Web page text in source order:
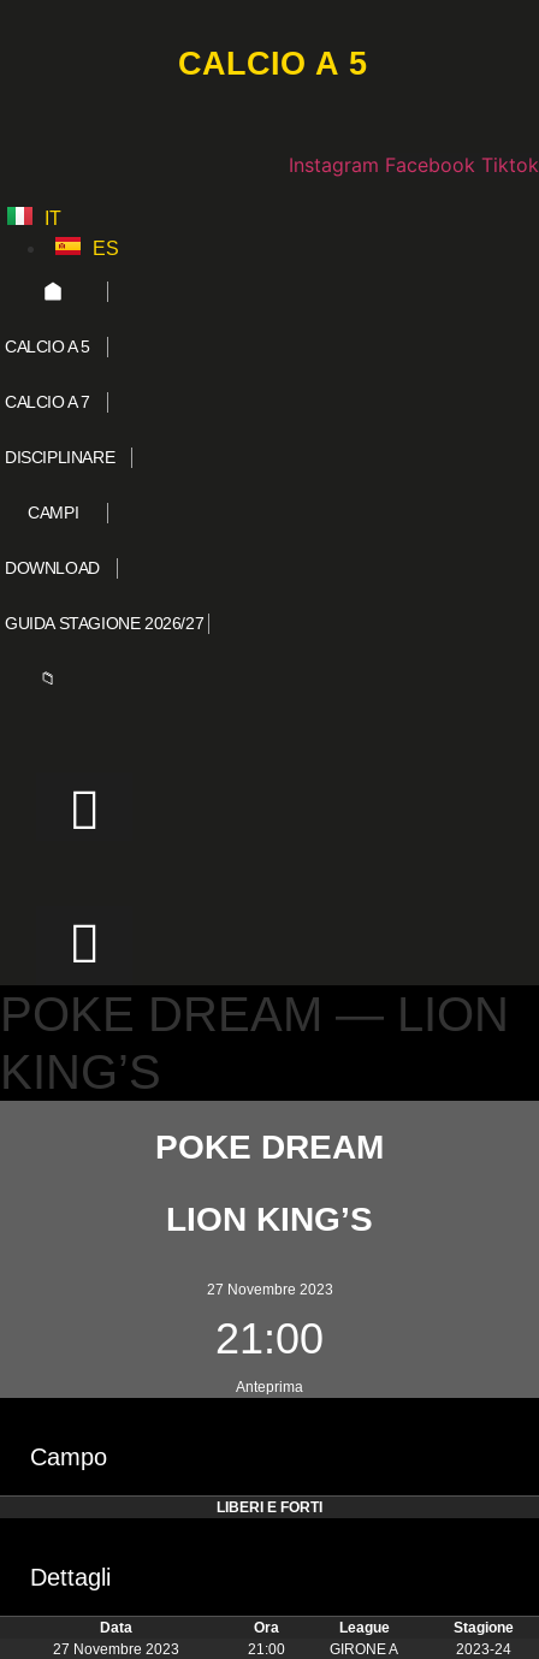
CALCIO A 5
Instagram Facebook Tiktok
IT
ES
CALCIO A 5
CALCIO A 7
DISCIPLINARE
CAMPI
DOWNLOAD
GUIDA STAGIONE 2026/27
📁
POKE DREAM — LION
KING’S
POKE DREAM
LION KING’S
27 Novembre 2023
21:00
Anteprima
Campo
LIBERI E FORTI
Dettagli
Data Ora League
Stagione
27 Novembre 2023
21:00 GIRONE A 2023-24